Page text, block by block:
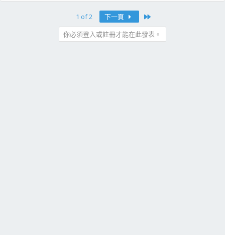
1 of 2 下一頁
你必須登入或註冊才能在此發表。